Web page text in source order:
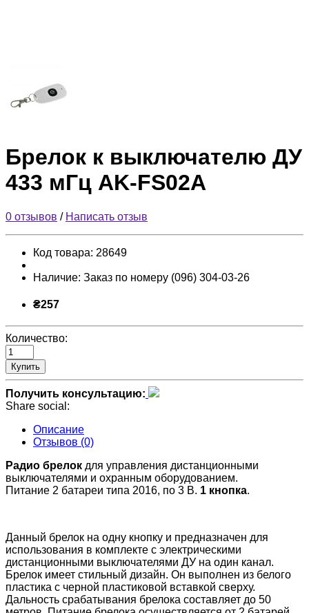
Брелок к выключателю ДУ
433 мГц AK-FS02A
0 отзывов / Написать отзыв
Код товара: 28649
Наличие: Заказ по номеру (096) 304-03-26
₴257
Количество:
Купить
Получить консультацию:
Share social:
Описание
Отзывов (0)
Радио брелок для управления дистанционными
выключателями и охранным оборудованием.
Питание 2 батареи типа 2016, по 3 В. 1 кнопка.
Данный брелок на одну кнопку и предназначен для
использования в комплекте с электрическими
дистанционными выключателями ДУ на один канал.
Брелок имеет стильный дизайн. Он выполнен из белого
пластика с черной пластиковой вставкой сверху.
Дальность срабатывания брелока составляет до 50